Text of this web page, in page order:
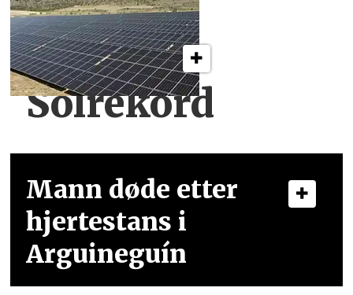
Solrekord
Mann døde etter
hjertestans i
Arguineguín